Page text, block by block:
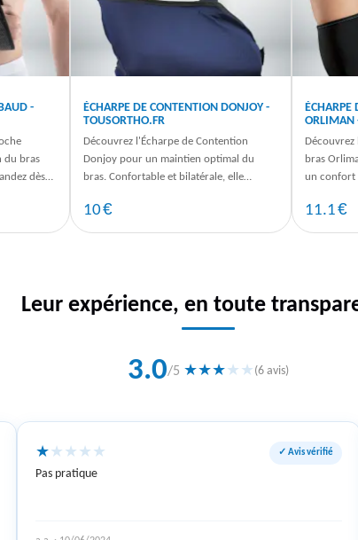
-
du bras
dès
ÉCHARPE DE CONTENTION DONJOY -
TOUSORTHO.FR
Découvrez l'Écharpe de Contention
Donjoy pour un maintien optimal du
bras. Confortable et bilatérale, elle
10€
ÉCHARPE
ORLIMAN
bras
un confort
11.1€
Leur expérience, en toute
3.0/5 ★★★★ ★ (6 avis)
★★ ★ ★ ★ ✓ Avis vérifié
Pas pratique